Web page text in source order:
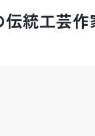
統工芸